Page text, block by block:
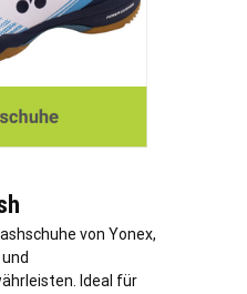
von Yonex,
Ideal für